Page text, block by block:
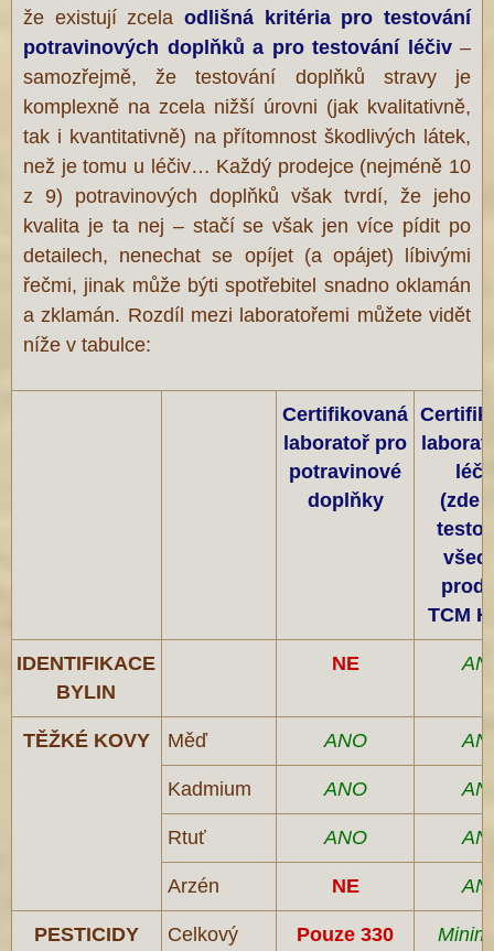
že existují zcela odlišná kritéria pro testování
potravinových doplňků a pro testování léčiv –
samozřejmě, že testování doplňků stravy je
komplexně na zcela nižší úrovni (jak kvalitativně,
tak i kvantitativně) na přítomnost škodlivých látek,
než je tomu u léčiv… Každý prodejce (nejméně 10
z 9) potravinových doplňků však tvrdí, že jeho
kvalita je ta nej – stačí se však jen více pídit po
detailech, nenechat se opíjet (a opájet) líbivými
řečmi, jinak může býti spotřebitel snadno oklamán
a zklamán. Rozdíl mezi laboratořemi můžete vidět
níže v tabulce:
Certifikovaná
laboratoř pro
potravinové
doplňky
(zde
TCM
IDENTIFIKACE
BYLIN
NE
TĚŽKÉ KOVY Měď ANO
Kadmium ANO
Rtuť ANO
Arzén NE
PESTICIDY
Celkový
Pouze 330